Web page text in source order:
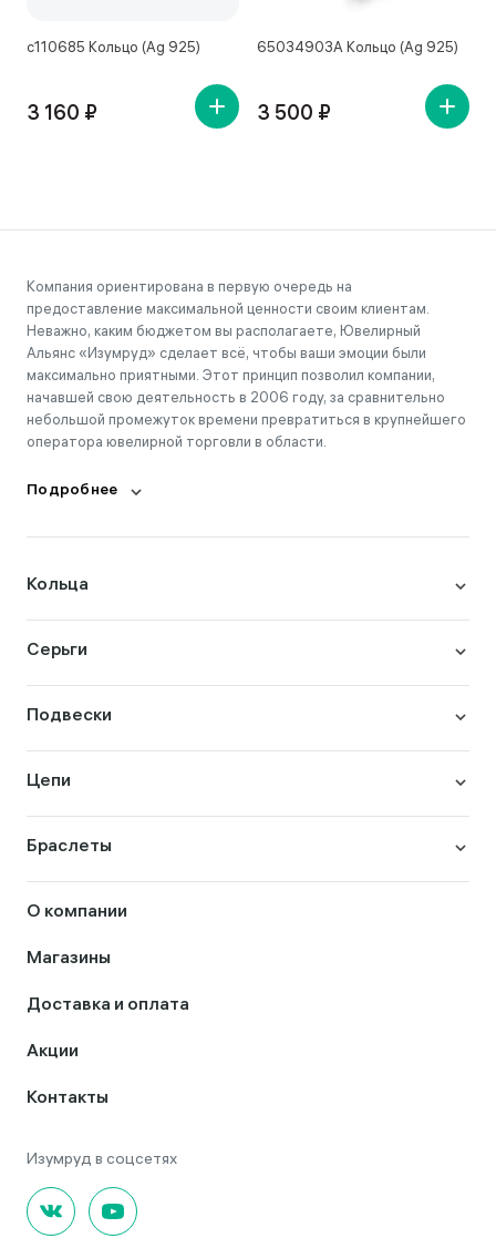
с110685 Кольцо (Ag 925)
3 160 ₽
65034903А Кольцо (Ag 925)
3 500 ₽
Компания ориентирована в первую очередь на
предоставление максимальной ценности своим клиентам.
Неважно, каким бюджетом вы располагаете, Ювелирный
Альянс «Изумруд» сделает всё, чтобы ваши эмоции были
максимально приятными. Этот принцип позволил компании,
начавшей свою деятельность в 2006 году, за сравнительно
небольшой промежуток времени превратиться в крупнейшего
оператора ювелирной торговли в области.
Подробнее
Кольца
Серьги
Подвески
Цепи
Браслеты
О компании
Магазины
Доставка и оплата
Акции
Контакты